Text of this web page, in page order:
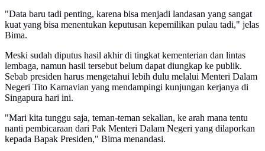
"Data baru tadi penting, karena bisa menjadi landasan yang sangat
kuat yang bisa menentukan keputusan kepemilikan pulau tadi," jelas
Bima.
Meski sudah diputus hasil akhir di tingkat kementerian dan lintas
lembaga, namun hasil tersebut belum dapat diungkap ke publik.
Sebab presiden harus mengetahui lebih dulu melalui Menteri Dalam
Negeri Tito Karnavian yang mendampingi kunjungan kerjanya di
Singapura hari ini.
"Mari kita tunggu saja, teman-teman sekalian, ke arah mana tentu
nanti pembicaraan dari Pak Menteri Dalam Negeri yang dilaporkan
kepada Bapak Presiden," Bima menandasi.